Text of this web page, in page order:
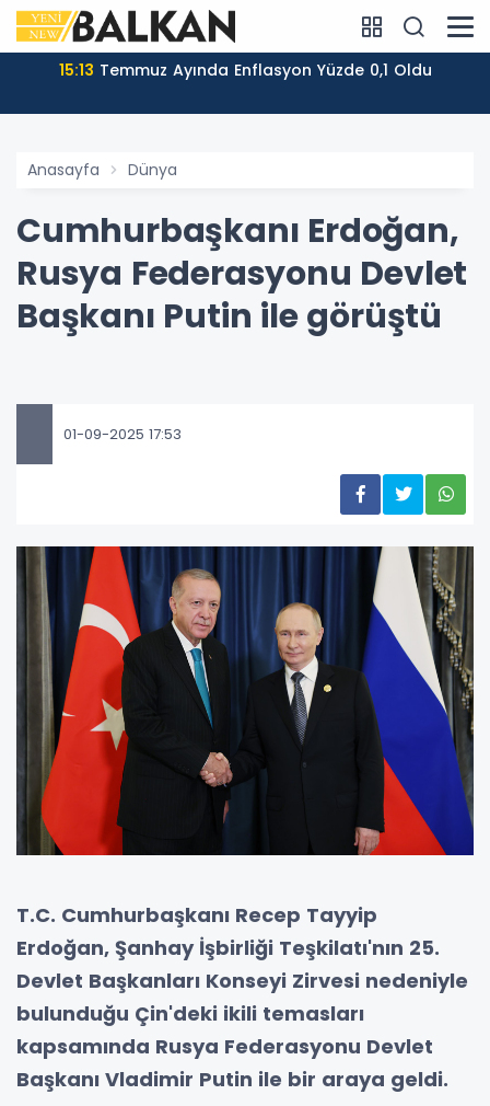
15:13 Temmuz Ayında Enflasyon Yüzde 0,1 Oldu
Anasayfa Dünya
Cumhurbaşkanı Erdoğan,
Rusya Federasyonu Devlet
Başkanı Putin ile görüştü
01-09-2025 17:53
T.C. Cumhurbaşkanı Recep Tayyip
Erdoğan, Şanhay İşbirliği Teşkilatı'nın 25.
Devlet Başkanları Konseyi Zirvesi nedeniyle
bulunduğu Çin'deki ikili temasları
kapsamında Rusya Federasyonu Devlet
Başkanı Vladimir Putin ile bir araya geldi.